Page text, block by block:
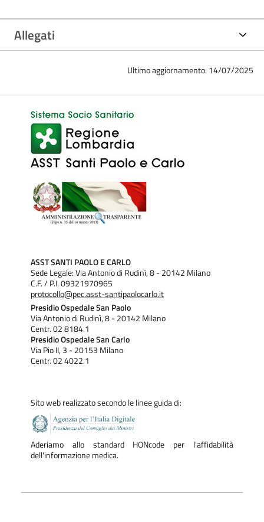
Allegati
Ultimo aggiornamento: 14/07/2025
ASST SANTI PAOLO E CARLO
Sede Legale: Via Antonio di Rudinì, 8 - 20142 Milano
C.F. / P.I. 09321970965
protocollo@pec.asst-santipaolocarlo.it
Presidio Ospedale San Paolo
Via Antonio di Rudinì, 8 - 20142 Milano
Centr. 02 8184.1
Presidio Ospedale San Carlo
Via Pio II, 3 - 20153 Milano
Centr. 02 4022.1
Sito web realizzato secondo le linee guida di:
Aderiamo allo standard HONcode per l'affidabilità
dell'informazione medica.